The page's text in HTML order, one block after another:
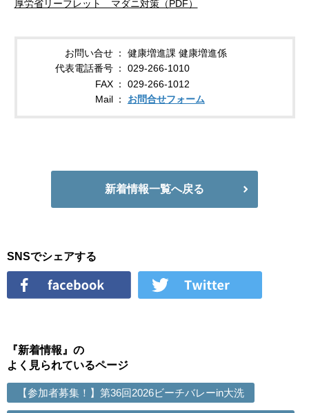
厚労省リーフレット マダニ対策（PDF）
お問い合せ
健康増進課 健康増進係
代表電話番号
029-266-1010
FAX
029-266-1012
Mail
お問合せフォーム
新着情報一覧へ戻る
SNSでシェアする
『新着情報』の
よく見られているページ
【参加者募集！】第36回2026ビーチバレーin大洗